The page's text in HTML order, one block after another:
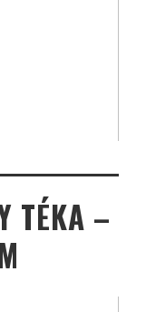
TÉKA –